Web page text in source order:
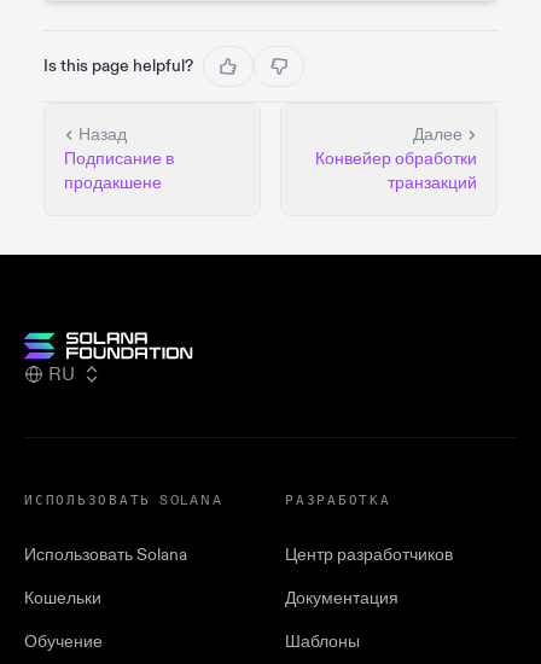
Is this page helpful?
Назад
Подписание в
продакшене
Далее
Конвейер обработки
транзакций
RU
ИСПОЛЬЗОВАТЬ SOLANA
Использовать Solana
Кошельки
Обучение
РАЗРАБОТКА
Центр разработчиков
Документация
Шаблоны